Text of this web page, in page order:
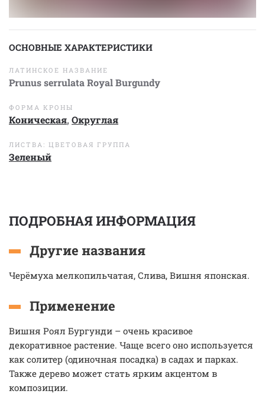
ОСНОВНЫЕ ХАРАКТЕРИСТИКИ
ЛАТИНСКОЕ НАЗВАНИЕ
Prunus serrulata Royal Burgundy
ФОРМА КРОНЫ
Коническая, Округлая
ЛИСТВА: ЦВЕТОВАЯ ГРУППА
Зеленый
ПОДРОБНАЯ ИНФОРМАЦИЯ
Другие названия
Черёмуха мелкопильчатая, Слива, Вишня японская.
Применение
Вишня Роял Бургунди – очень красивое
декоративное растение. Чаще всего оно используется
как солитер (одиночная посадка) в садах и парках.
Также дерево может стать ярким акцентом в
композиции.